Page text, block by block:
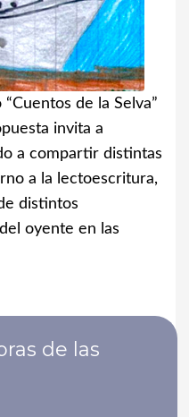
de la Selva”
invita a
a compartir distintas
a la lectoescritura,
distintos
oyente en las
de las